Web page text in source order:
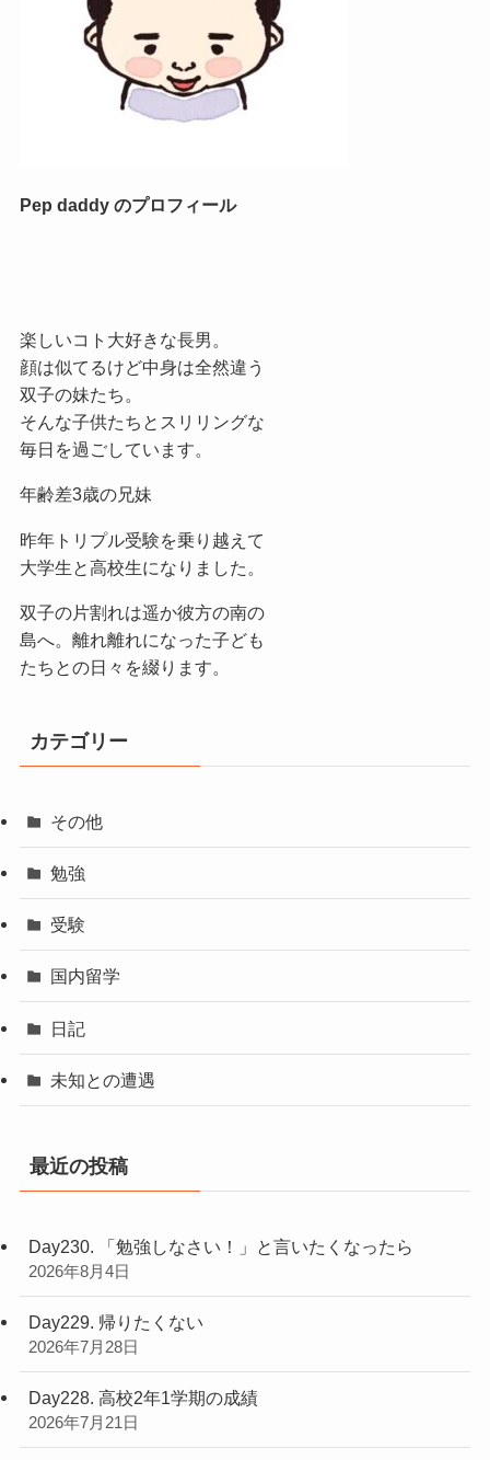
Pep daddy のプロフィール
楽しいコト大好きな長男。
顔は似てるけど中身は全然違う
双子の妹たち。
そんな子供たちとスリリングな
毎日を過ごしています。
年齢差3歳の兄妹
昨年トリプル受験を乗り越えて
大学生と高校生になりました。
双子の片割れは遥か彼方の南の
島へ。離れ離れになった子ども
たちとの日々を綴ります。
カテゴリー
その他
勉強
受験
国内留学
日記
未知との遭遇
最近の投稿
Day230. 「勉強しなさい！」と言いたくなったら
2026年8月4日
Day229. 帰りたくない
2026年7月28日
Day228. 高校2年1学期の成績
2026年7月21日